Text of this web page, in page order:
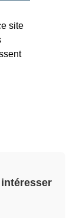
site